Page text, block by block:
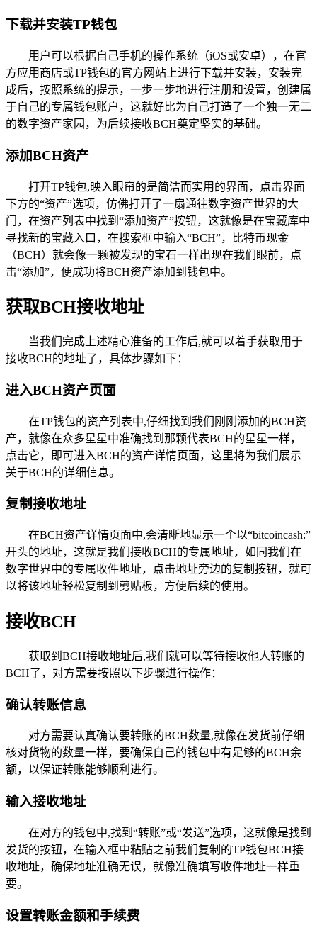
下载并安装TP钱包
用户可以根据自己手机的操作系统（iOS或安卓），在官
方应用商店或TP钱包的官方网站上进行下载并安装，安装完
成后，按照系统的提示，一步一步地进行注册和设置，创建属
于自己的专属钱包账户，这就好比为自己打造了一个独一无二
的数字资产家园，为后续接收BCH奠定坚实的基础。
添加BCH资产
打开TP钱包,映入眼帘的是简洁而实用的界面，点击界面
下方的“资产”选项，仿佛打开了一扇通往数字资产世界的大
门，在资产列表中找到“添加资产”按钮，这就像是在宝藏库中
寻找新的宝藏入口，在搜索框中输入“BCH”，比特币现金
（BCH）就会像一颗被发现的宝石一样出现在我们眼前，点
击“添加”，便成功将BCH资产添加到钱包中。
获取BCH接收地址
当我们完成上述精心准备的工作后,就可以着手获取用于
接收BCH的地址了，具体步骤如下：
进入BCH资产页面
在TP钱包的资产列表中,仔细找到我们刚刚添加的BCH资
产，就像在众多星星中准确找到那颗代表BCH的星星一样，
点击它，即可进入BCH的资产详情页面，这里将为我们展示
关于BCH的详细信息。
复制接收地址
在BCH资产详情页面中,会清晰地显示一个以“bitcoincash:”
开头的地址，这就是我们接收BCH的专属地址，如同我们在
数字世界中的专属收件地址，点击地址旁边的复制按钮，就可
以将该地址轻松复制到剪贴板，方便后续的使用。
接收BCH
获取到BCH接收地址后,我们就可以等待接收他人转账的
BCH了，对方需要按照以下步骤进行操作：
确认转账信息
对方需要认真确认要转账的BCH数量,就像在发货前仔细
核对货物的数量一样，要确保自己的钱包中有足够的BCH余
额，以保证转账能够顺利进行。
输入接收地址
在对方的钱包中,找到“转账”或“发送”选项，这就像是找到
发货的按钮，在输入框中粘贴之前我们复制的TP钱包BCH接
收地址，确保地址准确无误，就像准确填写收件地址一样重
要。
设置转账金额和手续费